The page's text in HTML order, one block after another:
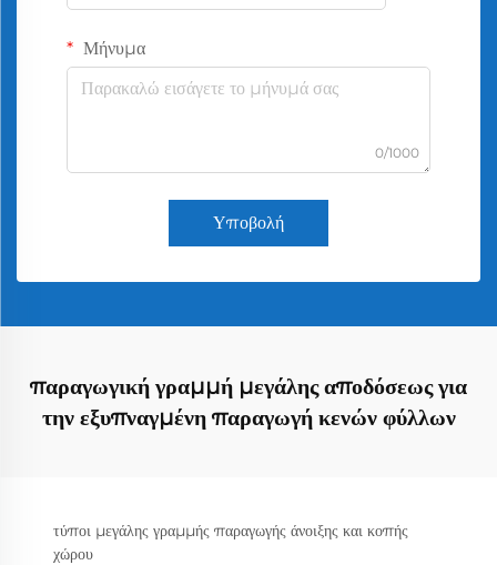
Μήνυμα
0/1000
Υποβολή
παραγωγική γραμμή μεγάλης αποδόσεως για
την εξυπναγμένη παραγωγή κενών φύλλων
τύποι μεγάλης γραμμής παραγωγής άνοιξης και κοπής
χώρου